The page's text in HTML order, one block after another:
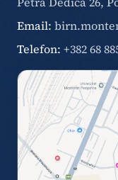
Email:
Telefon: +382 68